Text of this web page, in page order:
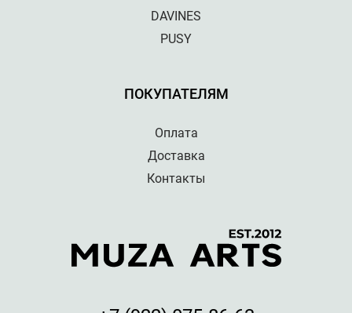
DAVINES
PUSY
ПОКУПАТЕЛЯМ
Оплата
Доставка
Контакты